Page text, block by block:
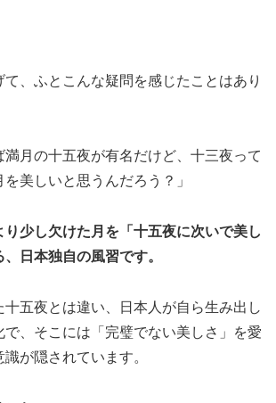
、ふとこんな疑問を感じたことはあり
満月の十五夜が有名だけど、十三夜って
美しいと思うんだろう？」
少し欠けた月を「十五夜に次いで美し
日本独自の風習です。
十五夜とは違い、日本人が自ら生み出し
で、そこには「完璧でない美しさ」を愛
が隠されています。